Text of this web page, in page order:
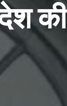
की